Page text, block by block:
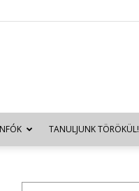
TANULJUNK TÖRÖKÜL!